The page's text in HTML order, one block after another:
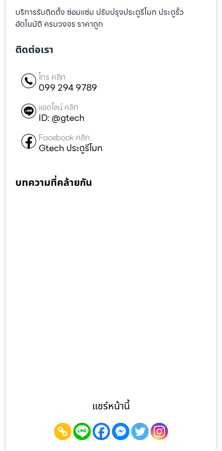
บริการรับติดตั้ง ซ่อมแซ่ม ปรับปรุงประตูรีโมท ประตูรั้ว
อัตโนมัติ ครบวงจร ราคาถูก
ติดต่อเรา
โทร คลิก
099 294 9789
แอดไลน์ คลิก
ID: @gtech
Facebook คลิก
Gtech ประตูรีโมท
บทความที่คล้ายกัน
แชร์หน้านี้